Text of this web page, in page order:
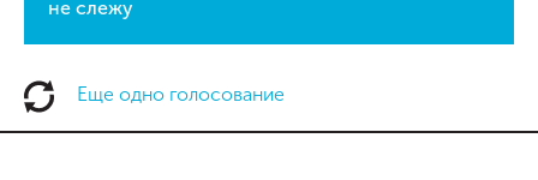
не слежу
Еще одно голосование